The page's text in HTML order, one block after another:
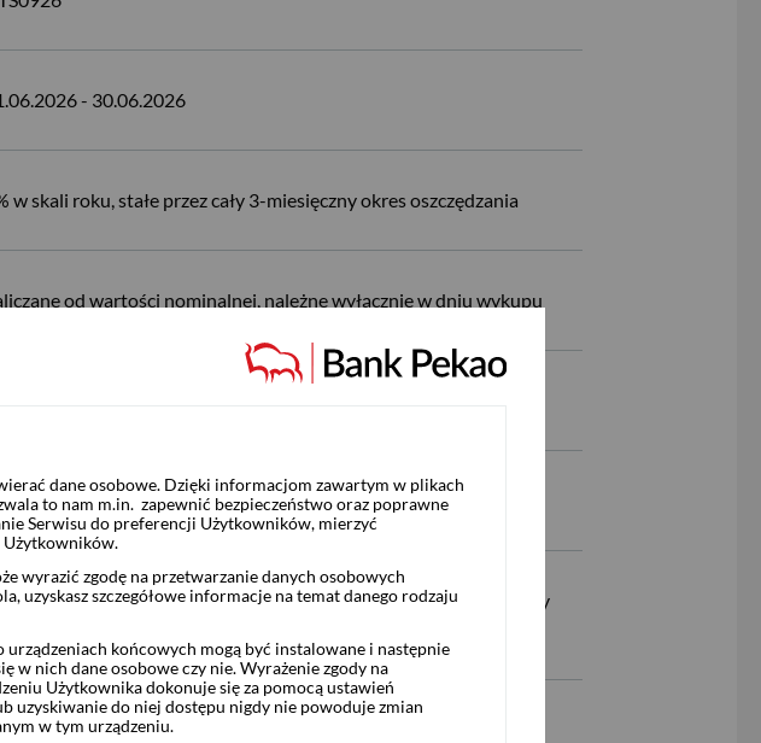
- 30.06.2026
w skali roku, stałe przez cały 3-miesięczny okres oszczędzania
od wartości nominalnej, należne wyłącznie w dniu wykupu
zł
, w aplikacji mobilnej PeoPay, w Punktach Sprzedaży
dane osobowe. Dzięki informacjom zawartym w plikach
to nam m.in. zapewnić bezpieczeństwo oraz poprawne
Serwisu do preferencji Użytkowników, mierzyć
Użytkowników.
wyrazić zgodę na przetwarzanie danych osobowych
uzyskasz szczegółowe informacje na temat danego rodzaju
końcowych mogą być instalowane i następnie
w nich dane osobowe czy nie. Wyrażenie zgody na
Użytkownika dokonuje się za pomocą ustawień
uzyskiwanie do niej dostępu nigdy nie powoduje zmian
w tym urządzeniu.